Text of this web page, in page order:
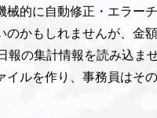
的に自動修正・エラー
かもしれませんが、金
の集計情報を読み込ま
ルを作り、事務員はそ